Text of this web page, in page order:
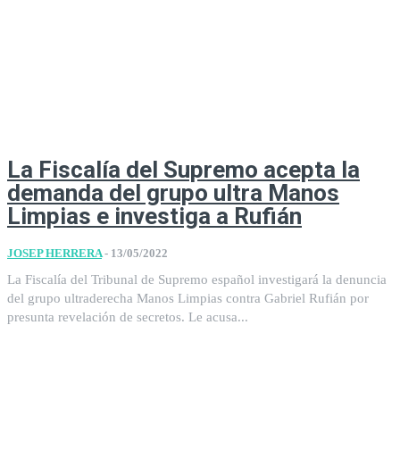
La Fiscalía del Supremo acepta la
demanda del grupo ultra Manos
Limpias e investiga a Rufián
JOSEP HERRERA - 13/05/2022
La Fiscalía del Tribunal de Supremo español investigará la denuncia
del grupo ultraderecha Manos Limpias contra Gabriel Rufián por
presunta revelación de secretos. Le acusa...